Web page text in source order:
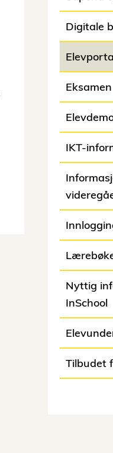
Digitale
Eksamen
IKT-
Nyttig
InSchool
Tilbudet